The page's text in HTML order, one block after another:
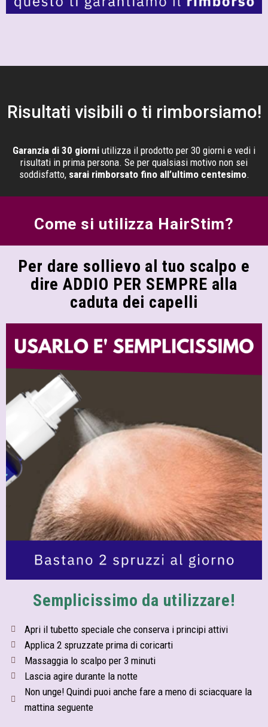
Risultati visibili o ti rimborsiamo!
Garanzia di 30 giorni utilizza il prodotto per 30 giorni e vedi i
risultati in prima persona. Se per qualsiasi motivo non sei
soddisfatto,sarai rimborsato fino all’ultimo centesimo.
Come si utilizza HairStim?
Per dare sollievo al tuo scalpo e
dire ADDIO PER SEMPRE alla
caduta dei capelli
Semplicissimo da utilizzare!
Apri il tubetto speciale che conserva i principi attivi
Applica 2 spruzzate prima di coricarti
Massaggia lo scalpo per 3 minuti
Lascia agire durante la notte
Non unge! Quindi puoi anche fare a meno di sciacquare la
mattina seguente